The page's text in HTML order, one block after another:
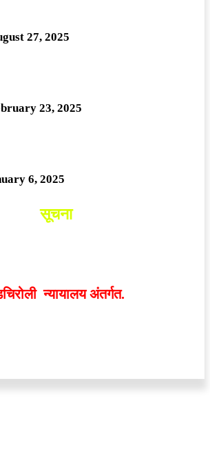
27, 2025
23, 2025
6, 2025
सूचना
न्यायालय अंतर्गत.